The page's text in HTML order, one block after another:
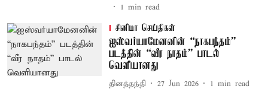
1 min read
சினிமா செய்திகள்
ஐஸ்வர்யாமேனனின் “நாகபந்தம்”
படத்தின் “வீர நாதம்” பாடல்
வெளியானது
தினத்தந்தி 27 Jun 2026 1 min read